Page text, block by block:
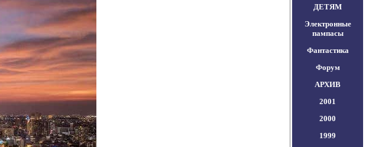
ДЕТЯМ
Электронные
пампасы
Фантастика
Форум
АРХИВ
2001
2000
1999